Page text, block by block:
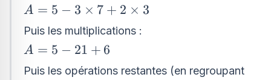
\left(4 -
1\right)
A=5 -
3\times
7+2\times
3
A = 5 − 3 × 7 + 2 × 3
Puis les multiplications :
A=5
-
A = 5 − 21 + 6
Puis les opérations restantes (en regroupant